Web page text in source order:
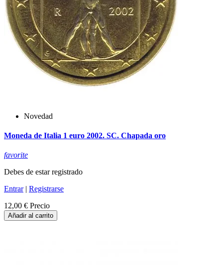
Novedad
Moneda de Italia 1 euro 2002. SC. Chapada oro
favorite
Debes de estar registrado
Entrar| Registrarse
12,00 € Precio
Añadir al carrito